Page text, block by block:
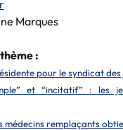
Marques
:
pour le syndicat
et “incitatif” : les
médecins remplaçants